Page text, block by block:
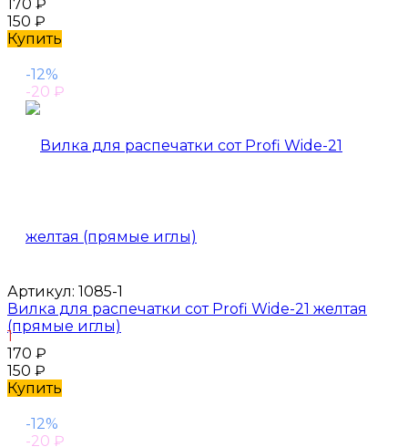
170 ₽
150 ₽
Купить
-12%
-20 ₽
Артикул: 1085-1
Вилка для распечатки сот Profi Wide-21 желтая
(прямые иглы)
1
170 ₽
150 ₽
Купить
-12%
-20 ₽